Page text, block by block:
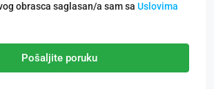
obrasca saglasan/a sam sa Uslovima
Pošaljite poruku